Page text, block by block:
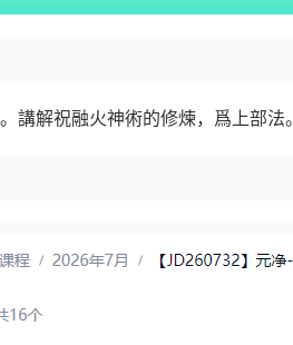
講解祝融火神術的修煉，爲上部法。